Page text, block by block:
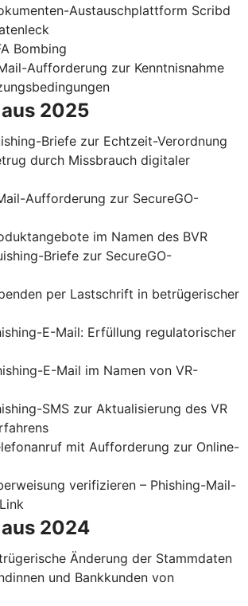
Austauschplattform Scribd
Bombing
Aufforderung zur Kenntnisnahme
2025
Briefe zur Echtzeit-Verordnung
durch Missbrauch digitaler
Aufforderung zur SecureGO-
im Namen des BVR
Briefe zur SecureGO-
per Lastschrift in betrügerischer
E-Mail: Erfüllung regulatorischer
E-Mail im Namen von VR-
SMS zur Aktualisierung des VR
mit Aufforderung zur Online-
verifizieren – Phishing-Mail-
2024
Änderung der Stammdaten
und Bankkunden von